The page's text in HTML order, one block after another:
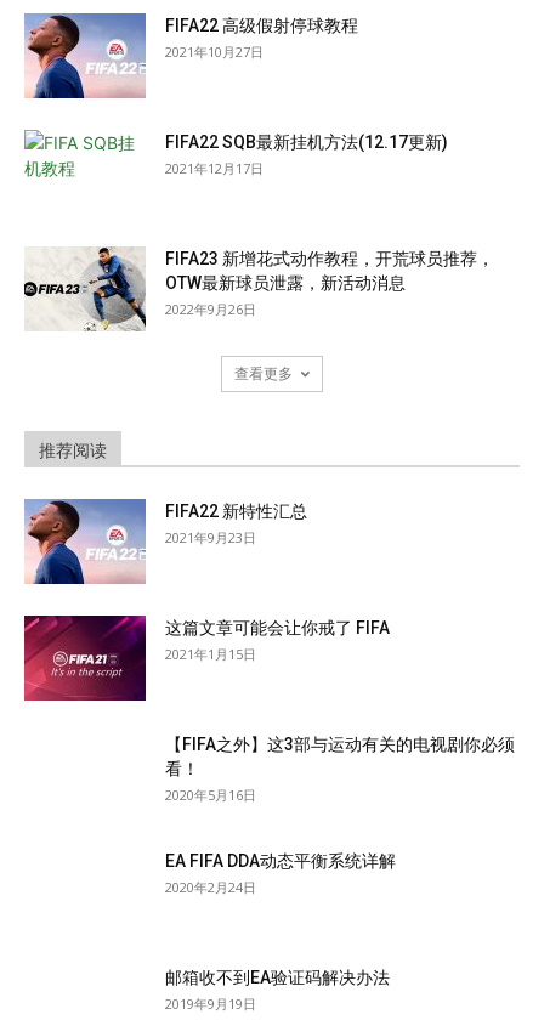
FIFA22 高级假射停球教程
2021年10月27日
FIFA22 SQB最新挂机方法(12.17更新)
2021年12月17日
FIFA23 新增花式动作教程，开荒球员推荐，
OTW最新球员泄露，新活动消息
2022年9月26日
查看更多
推荐阅读
FIFA22 新特性汇总
2021年9月23日
这篇文章可能会让你戒了 FIFA
2021年1月15日
【FIFA之外】这3部与运动有关的电视剧你必须
看！
2020年5月16日
EA FIFA DDA动态平衡系统详解
2020年2月24日
邮箱收不到EA验证码解决办法
2019年9月19日